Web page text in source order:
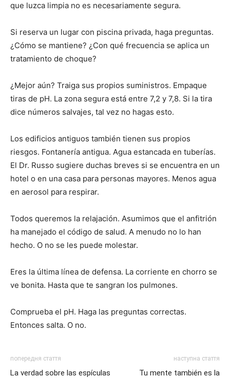
que luzca limpia no es necesariamente segura.
Si reserva un lugar con piscina privada, haga preguntas.
¿Cómo se mantiene? ¿Con qué frecuencia se aplica un
tratamiento de choque?
¿Mejor aún? Traiga sus propios suministros. Empaque
tiras de pH. La zona segura está entre 7,2 y 7,8. Si la tira
dice números salvajes, tal vez no hagas esto.
Los edificios antiguos también tienen sus propios
riesgos. Fontanería antigua. Agua estancada en tuberías.
El Dr. Russo sugiere duchas breves si se encuentra en un
hotel o en una casa para personas mayores. Menos agua
en aerosol para respirar.
Todos queremos la relajación. Asumimos que el anfitrión
ha manejado el código de salud. A menudo no lo han
hecho. O no se les puede molestar.
Eres la última línea de defensa. La corriente en chorro se
ve bonita. Hasta que te sangran los pulmones.
Comprueba el pH. Haga las preguntas correctas.
Entonces salta. O no.
попередня стаття
La verdad sobre las espículas
наступна стаття
Tu mente también es la